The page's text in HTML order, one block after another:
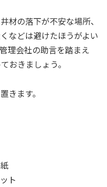
材の落下が不安な場所、
などは避けたほうがよい
理会社の助言を踏まえ
おきましょう。
きます。
ト